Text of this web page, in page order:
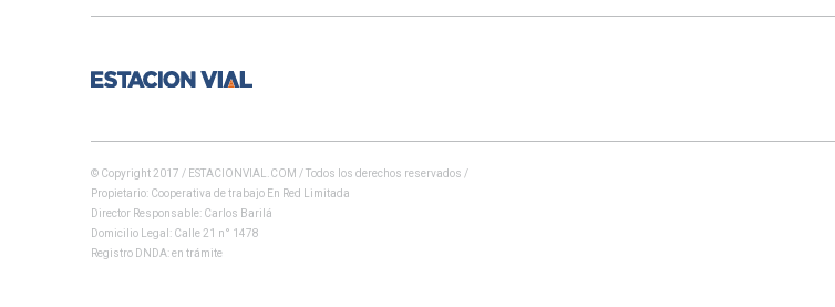
© Copyright 2017 / ESTACIONVIAL.COM / Todos los derechos reservados /
Propietario: Cooperativa de trabajo En Red Limitada
Director Responsable: Carlos Barilá
Domicilio Legal: Calle 21 n° 1478
Registro DNDA: en trámite